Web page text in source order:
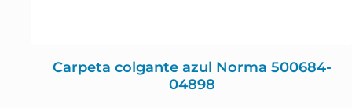
Carpeta colgante azul Norma 500684-
04898